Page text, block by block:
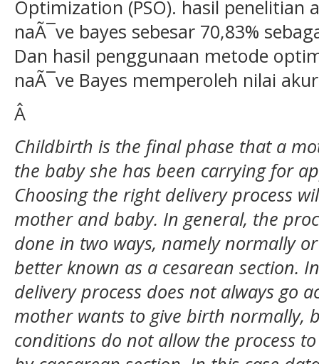
Optimization (PSO). hasil penelitian
naÃ¯ve bayes sebesar 70,83%
Dan hasil penggunaan metode
naÃ¯ve Bayes memperoleh nilai
Â
Childbirth is the final phase that a
the baby she has been carrying for
Choosing the right delivery process
mother and baby. In general, the
done in two ways, namely normally
better known as a cesarean section.
delivery process does not always go
mother wants to give birth normally,
conditions do not allow the process